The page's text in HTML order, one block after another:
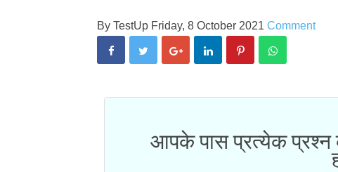
By TestUp Friday, 8 October 2021 Comment
आपके पास प्रत्येक